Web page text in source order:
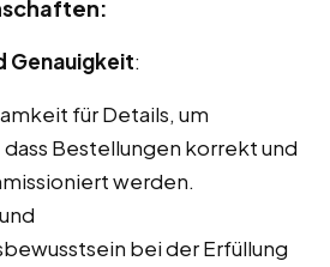
Genauigkeit:
für Details, um
Bestellungen korrekt und
werden.
bei der Erfüllung